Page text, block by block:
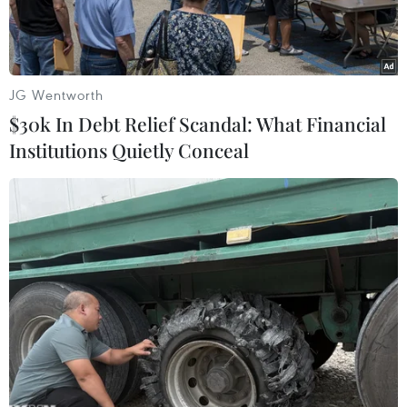
Học sinh tiểu học Nhật Bản. (Nguồn: Kyodo)
Bộ Giáo dục Nhật Bản ngày 24/3 đã ban hành bộ
quy chuẩn nhằm ngăn chặn nguy cơ lây nhiễm
dịch bệnh cho học sinh trong bối cảnh các
trường học nước này dự kiến sẽ mở cửa trở lại
JG Wentworth
$30k In Debt Relief Scandal: What Financial
Institutions Quietly Conceal